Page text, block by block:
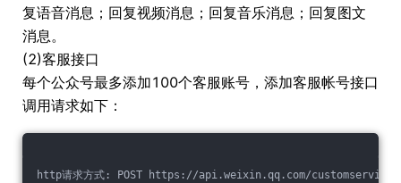
复语音消息；回复视频消息；回复音乐消息；回复图文
消息。
(2)客服接口
每个公众号最多添加100个客服账号，添加客服帐号接口
调用请求如下：
http请求方式: POST https://api.weixin.qq.com/customservice/